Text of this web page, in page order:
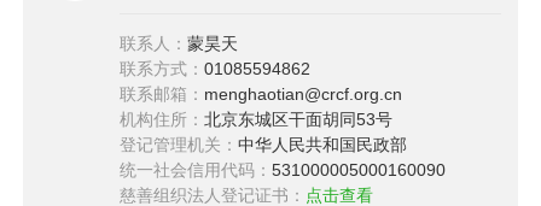
联系人：蒙昊天
联系方式：01085594862
联系邮箱： menghaotian@crcf.org.cn
机构住所：北京东城区干面胡同53号
登记管理机关：中华人民共和国民政部
统一社会信用代码：531000005000160090
慈善组织法人登记证书： 点击查看